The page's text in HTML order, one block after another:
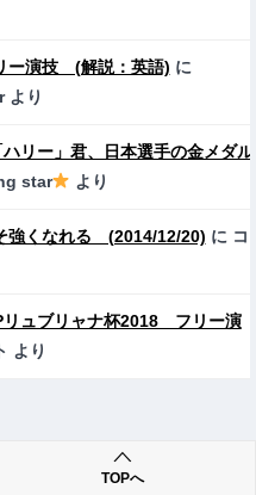
演技 (解説：英語) に
より
リー」君、日本選手の金メダル
star より
強くなれる (2014/12/20) に コ
ュブリャナ杯2018 フリー演
より
TOPへ